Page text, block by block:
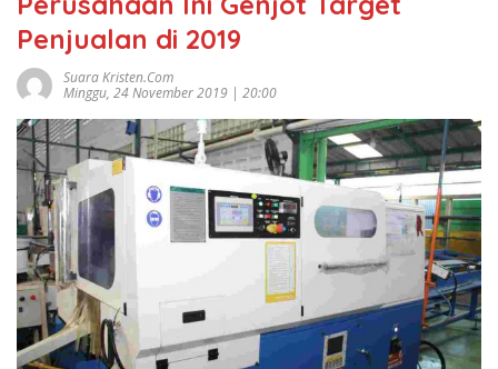
Penjualan di 2019
Suara Kristen.com
Minggu, 24 November 2019 | 20:00